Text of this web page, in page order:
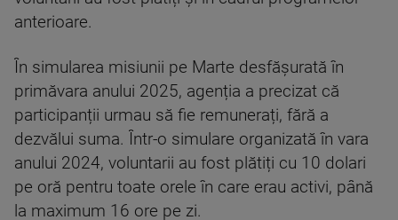
anterioare.
În simularea misiunii pe Marte desfășurată în
primăvara anului 2025, agenția a precizat că
participanții urmau să fie remunerați, fără a
dezvălui suma. Într-o simulare organizată în vara
anului 2024, voluntarii au fost plătiți cu 10 dolari
pe oră pentru toate orele în care erau activi, până
la maximum 16 ore pe zi.